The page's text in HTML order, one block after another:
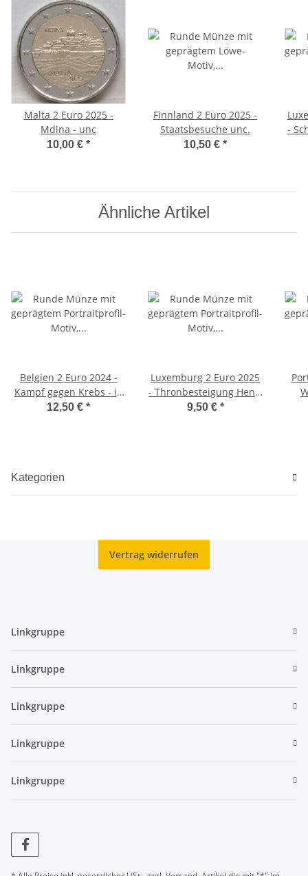
Malta 2 Euro 2025 -
Mdina - unc
10,00 € *
Finnland 2 Euro 2025 -
Staatsbesuche unc.
10,50 € *
-
Ähnliche Artikel
Belgien 2 Euro 2024 -
Kampf gegen Krebs - in
franz. Coincard
12,50 € *
Luxemburg 2 Euro 2025
- Thronbesteigung Henri
- unc.
9,50 € *
Kategorien
Vertrag widerrufen
Linkgruppe
Linkgruppe
Linkgruppe
Linkgruppe
Linkgruppe